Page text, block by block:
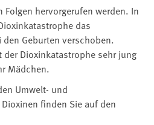
Folgen hervorgerufen werden. In
das
Geburten verschoben.
Dioxinkatastrophe sehr jung
Mädchen.
Umwelt- und
finden Sie auf den